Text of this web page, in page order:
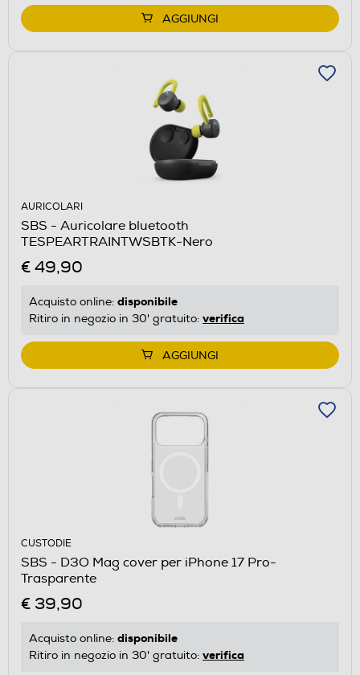
AGGIUNGI
AURICOLARI
SBS - Auricolare bluetooth
TESPEARTRAINTWSBTK-Nero
€ 49,90
Acquisto online: disponibile
Ritiro in negozio in 30' gratuito: verifica
AGGIUNGI
CUSTODIE
SBS - D3O Mag cover per iPhone 17 Pro-
Trasparente
€ 39,90
Acquisto online: disponibile
Ritiro in negozio in 30' gratuito: verifica